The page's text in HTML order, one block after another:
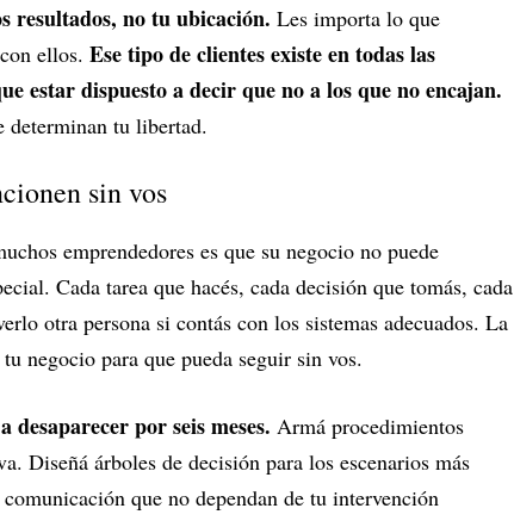
resultados, no tu ubicación. Les importa lo que
ellos. Ese tipo de clientes existe en todas las
estar dispuesto a decir que no a los que no encajan.
determinan tu libertad.
sin vos
emprendedores es que su negocio no puede
Cada tarea que hacés, cada decisión que tomás, cada
otra persona si contás con los sistemas adecuados. La
negocio para que pueda seguir sin vos.
desaparecer por seis meses. Armá procedimientos
Diseñá árboles de decisión para los escenarios más
que no dependan de tu intervención